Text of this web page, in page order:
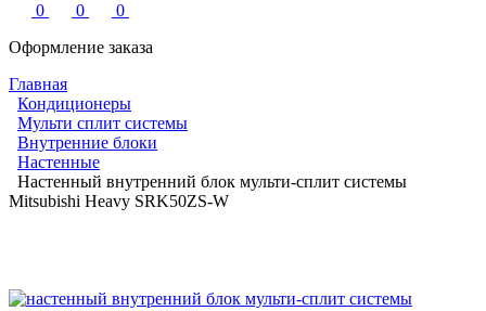
0
0
0
Оформление заказа
Главная
Кондиционеры
Мульти сплит системы
Внутренние блоки
Настенные
Настенный внутренний блок мульти-сплит системы
Mitsubishi Heavy SRK50ZS-W